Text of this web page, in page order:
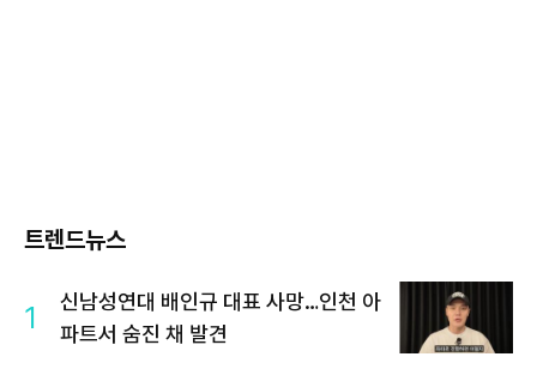
트렌드뉴스
1
신남성연대 배인규 대표 사망…인천 아
파트서 숨진 채 발견